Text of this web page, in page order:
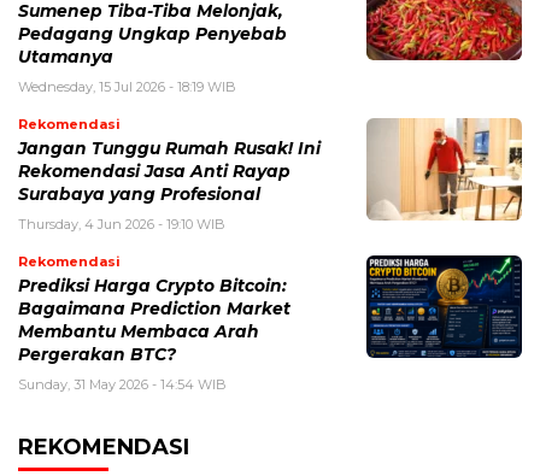
Sumenep Tiba-Tiba Melonjak,
Pedagang Ungkap Penyebab
Utamanya
Wednesday, 15 Jul 2026 - 18:19 WIB
Rekomendasi
Jangan Tunggu Rumah Rusak! Ini
Rekomendasi Jasa Anti Rayap
Surabaya yang Profesional
Thursday, 4 Jun 2026 - 19:10 WIB
Rekomendasi
Prediksi Harga Crypto Bitcoin:
Bagaimana Prediction Market
Membantu Membaca Arah
Pergerakan BTC?
Sunday, 31 May 2026 - 14:54 WIB
REKOMENDASI